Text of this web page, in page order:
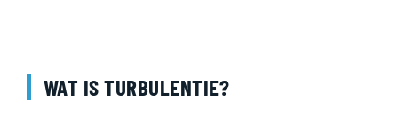
WAT IS TURBULENTIE?